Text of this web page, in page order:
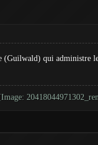
(Guilwald) qui